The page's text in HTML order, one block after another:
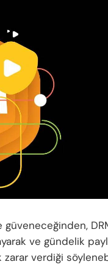
güveneceğinden,
ve gündelik
zarar verdiği